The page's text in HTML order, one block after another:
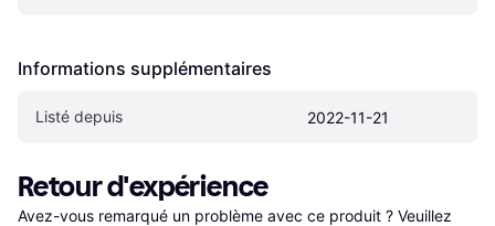
Informations supplémentaires
Listé depuis 2022-11-21
Retour d'expérience
Avez-vous remarqué un problème avec ce produit ? Veuillez